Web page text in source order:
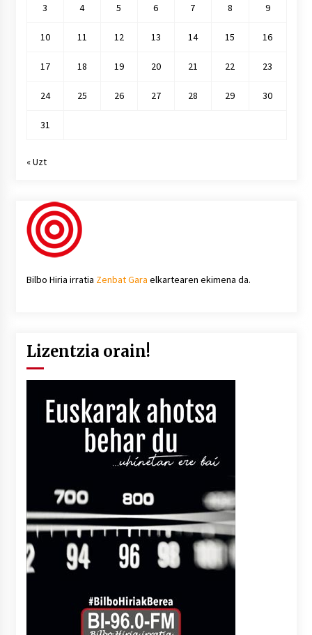
3 4 5 6 7 8 9
10 11 12 13 14 15 16
17 18 19 20 21 22 23
24 25 26 27 28 29 30
31
« Uzt
Bilbo Hiria irratia Zenbat Gara elkartearen ekimena da.
Lizentzia orain!